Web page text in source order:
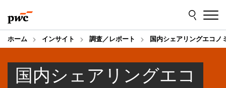
to
content
to
footer
ホーム インサイト 調査／レポート 国内シェアリングエコノ
国内シェアリングエコ